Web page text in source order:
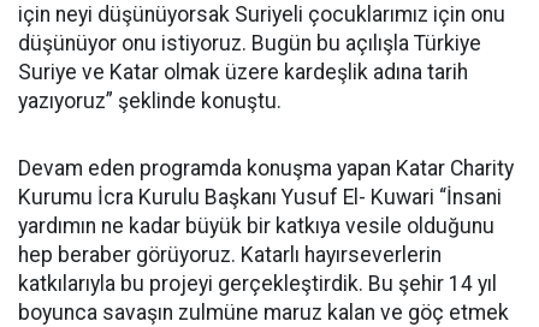
için neyi düşünüyorsak Suriyeli çocuklarımız için onu
düşünüyor onu istiyoruz. Bugün bu açılışla Türkiye
Suriye ve Katar olmak üzere kardeşlik adına tarih
yazıyoruz” şeklinde konuştu.
Devam eden programda konuşma yapan Katar Charity
Kurumu İcra Kurulu Başkanı Yusuf El- Kuwari “İnsani
yardımın ne kadar büyük bir katkıya vesile olduğunu
hep beraber görüyoruz. Katarlı hayırseverlerin
katkılarıyla bu projeyi gerçekleştirdik. Bu şehir 14 yıl
boyunca savaşın zulmüne maruz kalan ve göç etmek